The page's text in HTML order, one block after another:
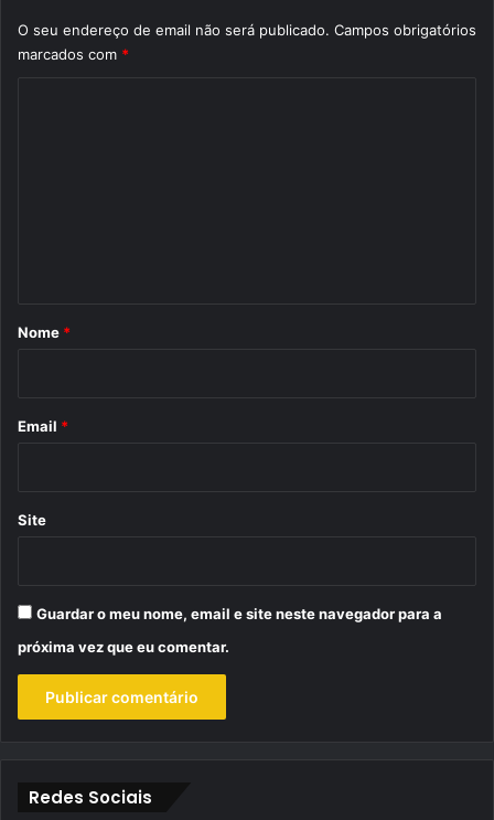
O seu endereço de email não será publicado. Campos obrigatórios
marcados com *
r
*
Nome *
Email *
Site
Guardar o meu nome, email e site neste navegador para a
próxima vez que eu comentar.
Redes Sociais